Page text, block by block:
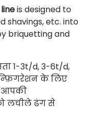
is designed to
shavings, etc. into
briquetting and
1-3t/d, 3-6t/d,
के लिए
आपकी
लचीले ढंग से